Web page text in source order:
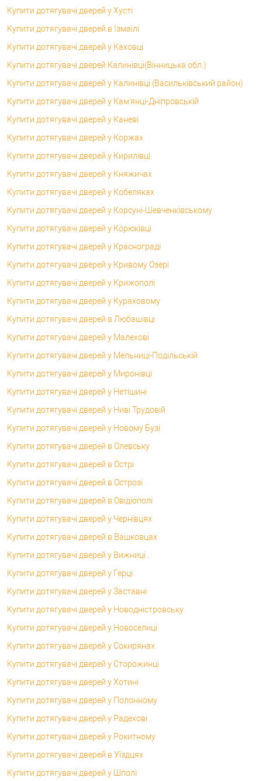
Купити дотягувачі дверей у Хусті
Купити дотягувачі дверей в Ізмаїлі
Купити дотягувачі дверей у Каховці
Купити дотягувачі дверей Калинівці(Вінницька обл.)
Купити дотягувачі дверей у Калинівці (Васильківський район)
Купити дотягувачі дверей у Кам'янці-Дніпровській
Купити дотягувачі дверей у Каневі
Купити дотягувачі дверей у Коржах
Купити дотягувачі дверей у Кирилівці
Купити дотягувачі дверей у Княжичах
Купити дотягувачі дверей у Кобеляках
Купити дотягувачі дверей у Корсунi-Шевченківському
Купити дотягувачі дверей у Корюківці
Купити дотягувачі дверей у Краснограді
Купити дотягувачі дверей у Кривому Озері
Купити дотягувачі дверей у Крижополі
Купити дотягувачі дверей у Кураховому
Купити дотягувачі дверей в Любашівці
Купити дотягувачі дверей у Малехові
Купити дотягувачі дверей у Мельниці-Подільській
Купити дотягувачі дверей у Миронівці
Купити дотягувачі дверей у Нетішині
Купити дотягувачі дверей у Ниві Трудовій
Купити дотягувачі дверей у Новому Бузі
Купити дотягувачі дверей в Олевську
Купити дотягувачі дверей в Острі
Купити дотягувачі дверей в Острозі
Купити дотягувачі дверей в Овідіополі
Купити дотягувачі дверей у Чернівцях
Купити дотягувачі дверей в Вашковцах
Купити дотягувачі дверей у Вижниці
Купити дотягувачі дверей у Герці
Купити дотягувачі дверей у Заставні
Купити дотягувачі дверей у Новодністровську
Купити дотягувачі дверей у Новоселиці
Купити дотягувачі дверей у Сокирянах
Купити дотягувачі дверей у Сторожинці
Купити дотягувачі дверей у Хотині
Купити дотягувачі дверей у Полонному
Купити дотягувачі дверей у Радехові
Купити дотягувачі дверей у Рокитному
Купити дотягувачі дверей в Уїздцях
Купити дотягувачі дверей у Шполі